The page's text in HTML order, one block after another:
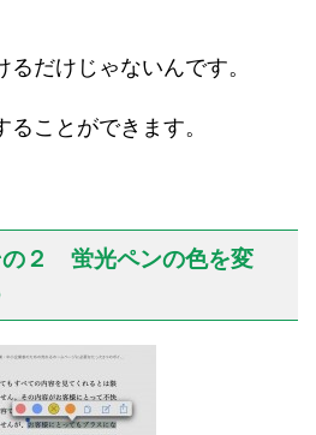
だけじゃないんです。
ことができます。
の２ 蛍光ペンの色を変